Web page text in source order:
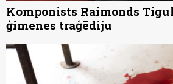
Komponists Raimonds
ģimenes traģēdiju